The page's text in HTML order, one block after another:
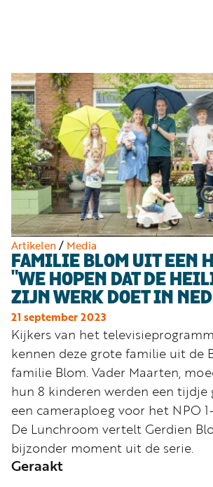
Artikelen/ Media
FAMILIE BLOM UIT EEN
"WE HOPEN DAT DE
ZIJN WERK DOET IN
21 september 2023
Kijkers van het
kennen deze grote familie uit de
familie Blom. Vader Maarten,
hun 8 kinderen werden een tijdje
een cameraploeg voor het NPO
De Lunchroom vertelt Gerdien
bijzonder moment uit de serie.
Geraakt
Podcasts
Muziek
Artikelen
Kanalen
Steun
onze
missie
Info
Word
nu
vriend
Businessclub
Adverteren
Winkel